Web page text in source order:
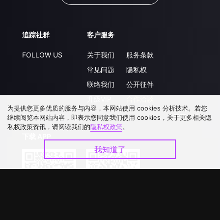
追踪社群
FOLLOW US
客户服务
关于我们
常见问题
联络我们
服务条款
隐私权
公开征件
为提供您更多优质的服务与内容，本网站使用 cookies 分析技术。若您
继续阅览本网站内容，即表示您同意我们使用 cookies，关于更多相关隐
私权政策资讯，请阅读我们的隐私权政策。
我知道了